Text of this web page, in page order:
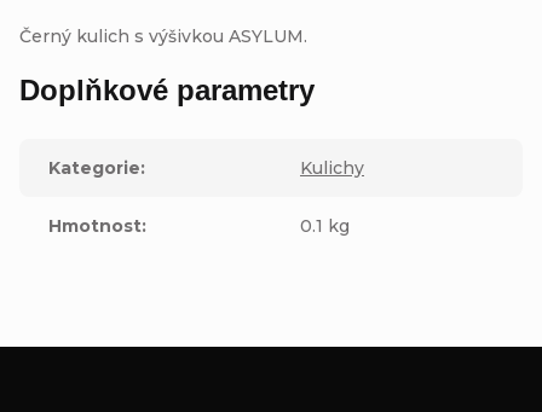
Černý kulich s výšivkou ASYLUM.
Doplňkové parametry
Kategorie: Kulichy
Hmotnost: 0.1 kg